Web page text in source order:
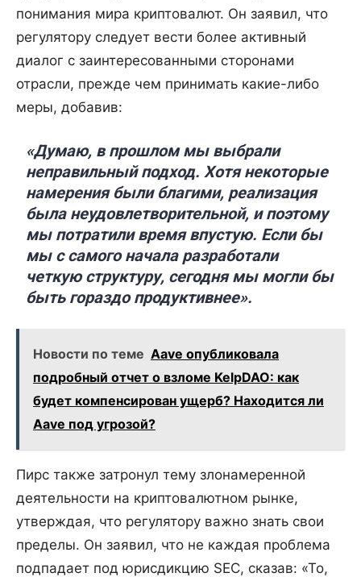
понимания мира криптовалют. Он заявил, что
регулятору следует вести более активный
диалог с заинтересованными сторонами
отрасли, прежде чем принимать какие-либо
меры, добавив:
«Думаю, в прошлом мы выбрали
неправильный подход. Хотя некоторые
намерения были благими, реализация
была неудовлетворительной, и поэтому
мы потратили время впустую. Если бы
мы с самого начала разработали
четкую структуру, сегодня мы могли бы
быть гораздо продуктивнее».
Новости по теме Aave опубликовала
подробный отчет о взломе KelpDAO: как
будет компенсирован ущерб? Находится ли
Aave под угрозой?
Пирс также затронул тему злонамеренной
деятельности на криптовалютном рынке,
утверждая, что регулятору важно знать свои
пределы. Он заявил, что не каждая проблема
подпадает под юрисдикцию SEC, сказав: «То,